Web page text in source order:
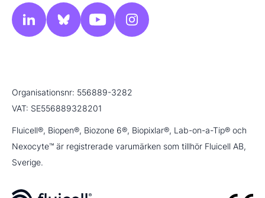
Organisationsnr: 556889-3282
VAT: SE556889328201
Fluicell®, Biopen®, Biozone 6®, Biopixlar®, Lab-on-a-Tip® och
Nexocyte™ är registrerade varumärken som tillhör Fluicell AB,
Sverige.